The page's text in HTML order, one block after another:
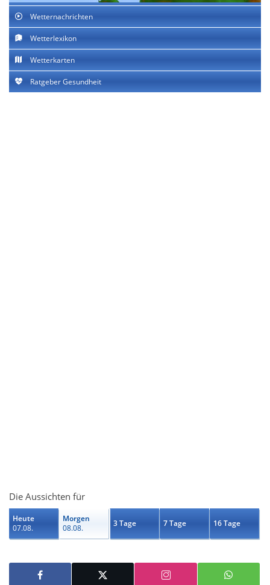
Wetternachrichten
Wetterlexikon
Wetterkarten
Ratgeber Gesundheit
Die Aussichten für
Heute
07.08.
Morgen
08.08.
3 Tage 7 Tage 16 Tage